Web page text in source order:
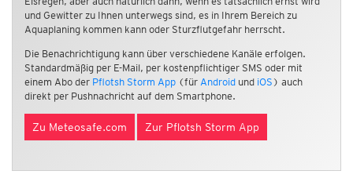
und Gewitter zu Ihnen unterwegs sind, es in Ihrem Bereich zu
Aquaplaning kommen kann oder Sturzflutgefahr herrscht.
Die Benachrichtigung kann über verschiedene Kanäle erfolgen.
Standardmäßig per E-Mail, per kostenpflichtiger SMS oder mit
einem Abo der Pflotsh Storm App (für Android und iOS ) auch
direkt per Pushnachricht auf dem Smartphone.
Zu Meteosafe.com Zur Pflotsh Storm App